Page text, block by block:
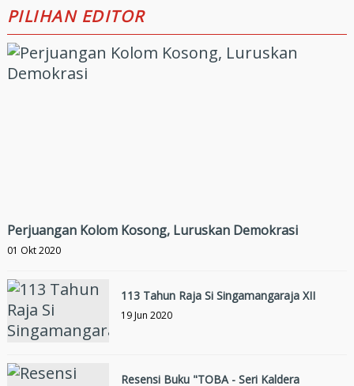
PILIHAN EDITOR
Perjuangan Kolom Kosong, Luruskan Demokrasi
01 Okt 2020
113 Tahun Raja Si Singamangaraja XII
19 Jun 2020
Resensi Buku "TOBA - Seri Kaldera